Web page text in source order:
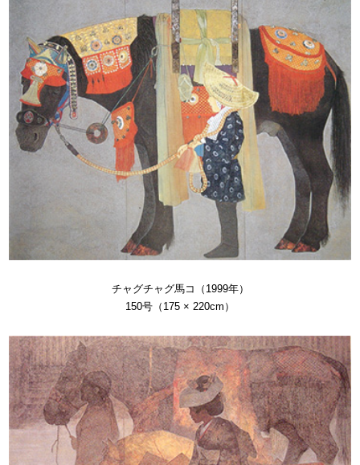
チャグチャグ馬コ（1999年）
150号（175 × 220cm）